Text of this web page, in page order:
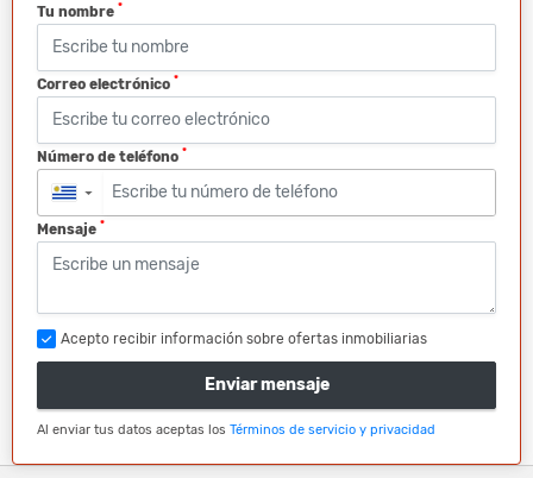
Tu nombre *
Correo electrónico *
Número de teléfono *
▼
Mensaje *
Acepto recibir información sobre ofertas inmobiliarias
Enviar mensaje
Al enviar tus datos aceptas los Términos de servicio y privacidad